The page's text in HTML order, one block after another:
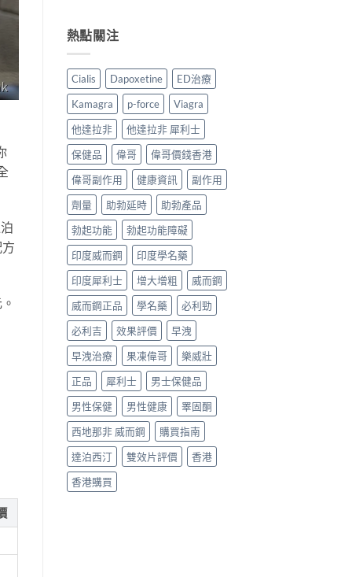
熱點關注
Cialis Dapoxetine
ED治療
Kamagra
p-force
Viagra
他達拉非
他達拉非 犀利士
保健品
偉哥
偉哥價錢香港
偉哥副作用
健康資訊
副作用
劑量
助勃延時
助勃產品
勃起功能
勃起功能障礙
印度威而鋼
印度學名藥
印度犀利士
增大增粗
威而鋼
威而鋼正品
學名藥
必利勁
必利吉
效果評價
早洩
早洩治療
果凍偉哥
樂威壯
正品
犀利士
男士保健品
男性保健
男性健康
睪固酮
西地那非 威而鋼
購買指南
達泊西汀
雙效片評價
香港
香港購買